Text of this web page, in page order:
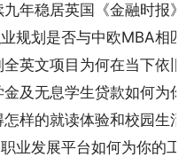
年稳居英国《金融时报》
规划是否与中欧MBA相匹
英文项目为何在当下依旧
及无息学生贷款如何为你
样的就读体验和校园生活
业发展平台如何为你的工